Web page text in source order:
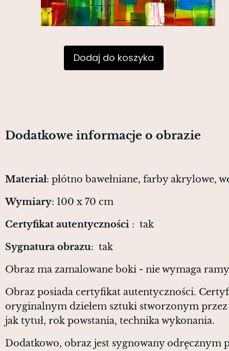
Dodaj do koszyka
Dodatkowe informacje o obrazie
Materiał: płótno bawełniane, farby akrylowe,
Wymiary: 100 x 70 cm
Certyfikat autentyczności : tak
Sygnatura obrazu: tak
Obraz ma zamalowane boki - nie wymaga ramy
Obraz posiada certyfikat autentyczności.
oryginalnym dziełem sztuki stworzonym
jak tytuł, rok powstania, technika wykonania.
Dodatkowo, obraz jest sygnowany